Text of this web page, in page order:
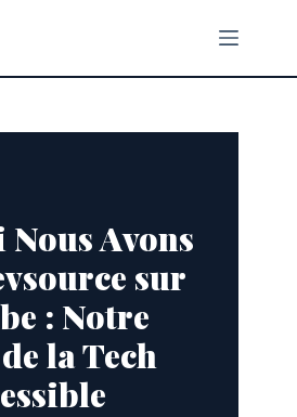
Avons
sur
: Notre
la Tech